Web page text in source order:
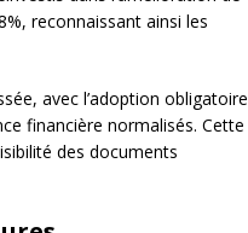
reconnaissant ainsi les
avec l’adoption obligatoire
financière normalisés. Cette
des documents